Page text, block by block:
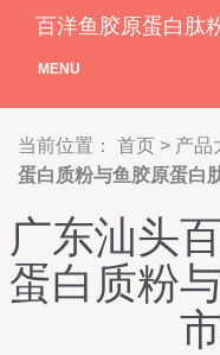
百洋鱼胶原蛋白肽
MENU
当前位置： 首页 > 产品
蛋白质粉与鱼胶原蛋白
广东汕头
蛋白质粉